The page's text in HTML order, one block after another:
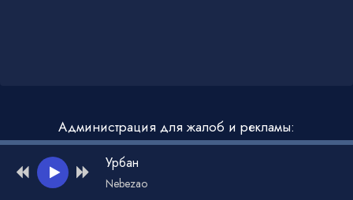
Администрация для жалоб и рекламы:
admin@muzdark.net
Урбан
Nebezao